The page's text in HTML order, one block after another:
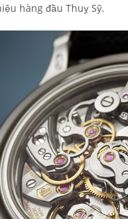
hàng đầu Thuỵ Sỹ.